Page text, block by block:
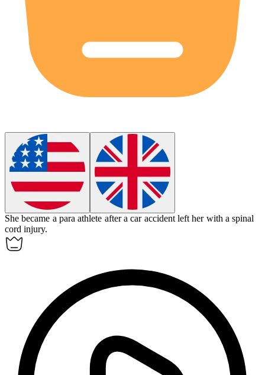
She became a para athlete after a car accident left her with a spinal
cord injury.